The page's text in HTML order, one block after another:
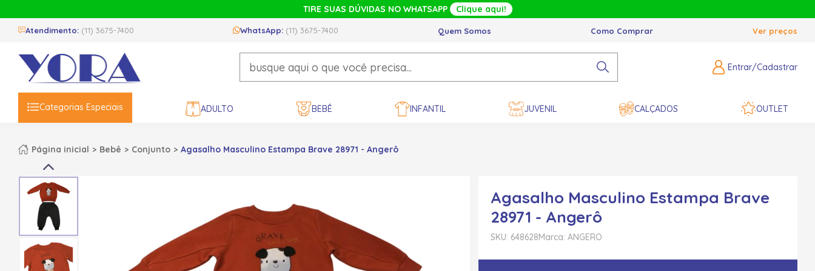
TIRE SUAS DÚVIDAS NO WHATSAPP Clique aqui!
Atendimento: (11) 3675-7400 WhatsApp: (11) 3675-7400 Quem Somos Como Comprar Ver preços
Entrar/Cadastrar
Categorias Especiais ADULTO BEBÊ INFANTIL JUVENIL CALÇADOS OUTLET
Página inicial Bebê Conjunto Agasalho Masculino Estampa Brave 28971 - Angerô
Agasalho Masculino Estampa Brave
28971 - Angerô
SKU: 648628Marca: ANGERO